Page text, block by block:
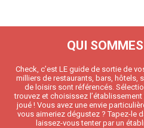
QUI
Check, c’est LE guide de sortie de
milliers de restaurants, bars, hôtels,
de loisirs sont référencés.
trouvez et choisissez
joué ! Vous avez une envie
vous aimeriez dégustez ? Tapez-le
laissez-vous tenter par un